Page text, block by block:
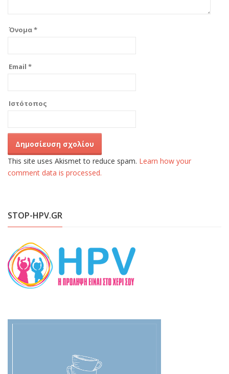
Όνομα*
Email *
Ιστότοπος
This site uses Akismet to reduce spam. Learn how your
comment data is processed.
STOP-HPV.GR